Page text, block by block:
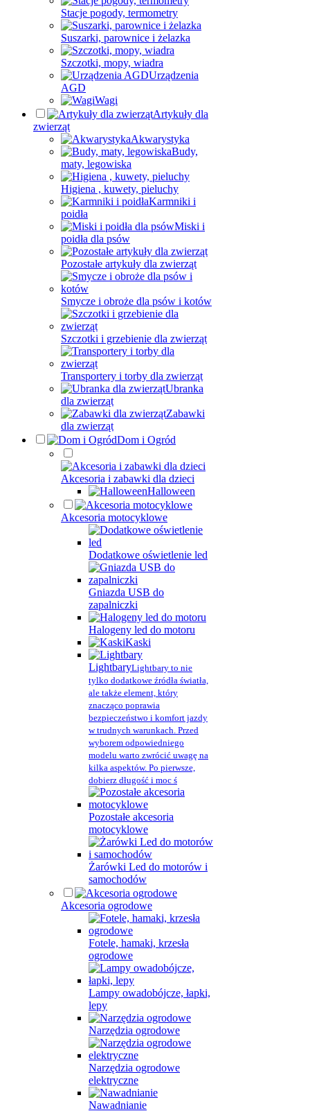
Stacje pogody, termometry
Suszarki, parownice i żelazka
Szczotki, mopy, wiadra
Urządzenia
AGD
Wagi
Artykuły dla
zwierząt
Akwarystyka
Budy,
maty, legowiska
Higiena , kuwety, pieluchy
Karmniki i
poidła
Miski i
poidła dla psów
Pozostałe artykuły dla zwierząt
Smycze i obroże dla psów i kotów
Szczotki i grzebienie dla zwierząt
Transportery i torby dla zwierząt
Ubranka
dla zwierząt
Zabawki
dla zwierząt
Dom i Ogród
Akcesoria i zabawki dla dzieci
Halloween
Akcesoria motocyklowe
Dodatkowe oświetlenie led
Gniazda USB do
zapalniczki
Halogeny led do motoru
Kaski
LightbaryLightbary to nie
tylko dodatkowe źródła światła,
ale także element, który
znacząco poprawia
bezpieczeństwo i komfort jazdy
w trudnych warunkach. Przed
wyborem odpowiedniego
modelu warto zwrócić uwagę na
kilka aspektów. Po pierwsze,
dobierz długość i moc ś
Pozostałe akcesoria
motocyklowe
Żarówki Led do motorów i
samochodów
Akcesoria ogrodowe
Fotele, hamaki, krzesła
ogrodowe
Lampy owadobójcze, łapki,
lepy
Narzędzia ogrodowe
Narzędzia ogrodowe
elektryczne
Nawadnianie